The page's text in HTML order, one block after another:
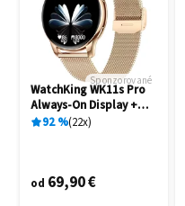
Sponzorované
WatchKing WK11s Pro
Always-On Display +
Extra remienok
92% 22x
od 69,90 €